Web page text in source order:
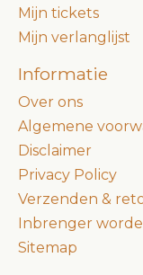
Mijn tickets
Mijn verlanglijst
Informatie
Over ons
Algemene
Disclaimer
Privacy Policy
Verzenden &
Inbrenger
Sitemap